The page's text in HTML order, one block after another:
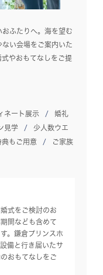
ふたりへ。海を望む
い会場をご案内いた
式やおもてなしをご提
ネート展示
婚礼
見学
少人数ウエ
典もご用意
ご家族
式をご検討のお
間なども含めて
。鎌倉プリンスホ
備と行き届いたサ
おもてなしをご